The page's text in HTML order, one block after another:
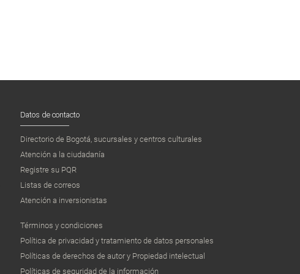
Datos de contacto
Directorio de Bogotá, sucursales y centros culturales
Atención a la ciudadanía
Registre su PQR
Listas de correos
Atención a inversionistas
Términos y condiciones
Política de privacidad y tratamiento de datos personales
Políticas de derechos de autor y Propiedad intelectual
Políticas de seguridad de la información